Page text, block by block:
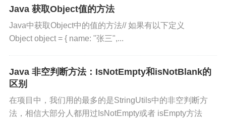
文章标题：小墨の博客 - Loading class `com.mysql.j
dbc.Driver'. This is deprecated.
务必注明出处。转载后请将转载链接通过邮件告知我
站，谢谢合作。本站邮箱：admin@only4.work
尊重他人劳动成果，共创和谐网络环境。点击
Java 获取Object值的方法
Java中获取Object中的值的方法// 如果有以下定义
Object object = { name: "张三",...
Java 非空判断方法：IsNotEmpty和isNotBlank的
区别
在项目中，我们用的最多的是StringUtils中的非空判断方
法，相信大部分人都用过IsNotEmpty或者 isEmpty方法